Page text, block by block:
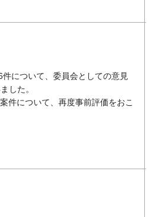
について、委員会としての意見
した。
件について、再度事前評価をおこ